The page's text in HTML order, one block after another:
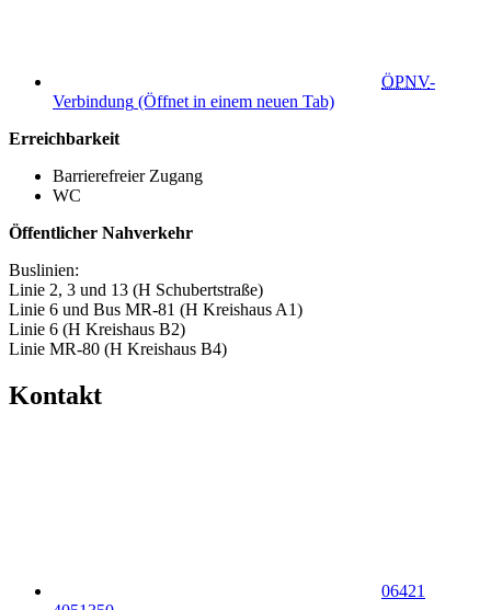
ÖPNV-
Verbindung (Öffnet in einem neuen Tab)
Erreichbarkeit
Barrierefreier Zugang
WC
Öffentlicher Nahverkehr
Buslinien:
Linie 2, 3 und 13 (H Schubertstraße)
Linie 6 und Bus MR-81 (H Kreishaus A1)
Linie 6 (H Kreishaus B2)
Linie MR-80 (H Kreishaus B4)
Kontakt
06421